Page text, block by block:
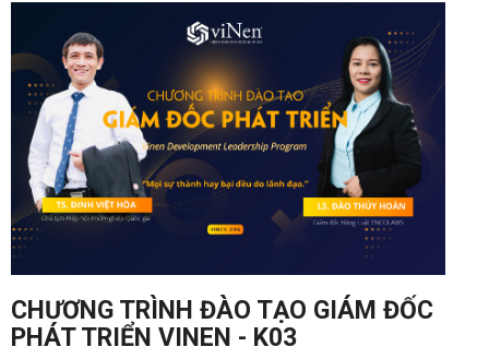
CHƯƠNG TRÌNH ĐÀO TẠO GIÁM ĐỐC
PHÁT TRIỂN VINEN - K03